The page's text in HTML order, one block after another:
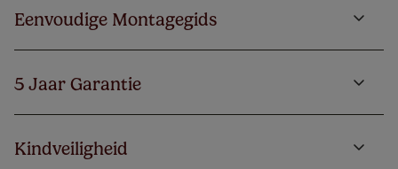
Eenvoudige Montagegids
5 Jaar Garantie
Kindveiligheid